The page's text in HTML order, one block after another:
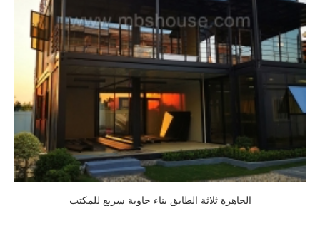
الجاهزة ثلاثة الطابق بناء حاوية سريع للمكتب